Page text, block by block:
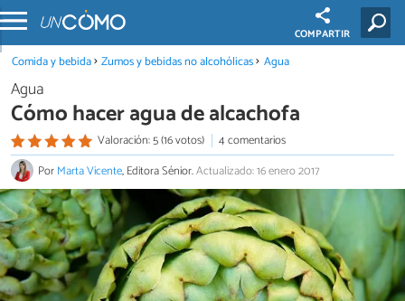
COMPARTIR
Comida y bebida Zumos y bebidas no alcohólicas Agua
Agua
Cómo hacer agua de alcachofa
Valoración: 5 (16 votos)
4 comentarios
PorMarta Vicente, Editora Sénior.Actualizado: 16 enero 2017